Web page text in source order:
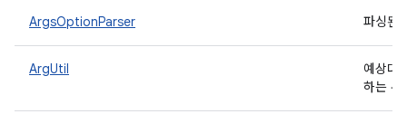
ArgsOptionParser 파싱된
ArgUtil
예상대
하는 유